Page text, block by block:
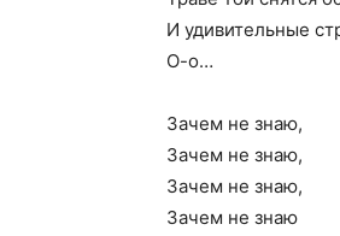
И удивительные
О-о…
Зачем не знаю,
Зачем не знаю,
Зачем не знаю,
Зачем не знаю